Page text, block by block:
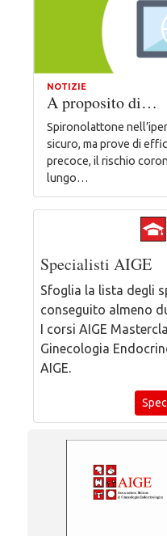
NOTIZIE
A proposito di…
Spironolattone
sicuro, ma prove di
precoce, il rischio
lungo…
Specialisti AIGE
Sfoglia la lista degli
conseguito almeno
I corsi AIGE
Ginecologia
AIGE.